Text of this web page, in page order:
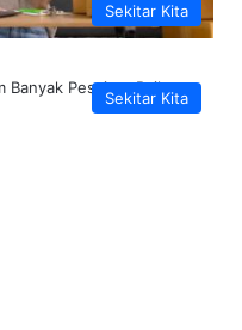
Sekitar Kita
Sekitar Kita